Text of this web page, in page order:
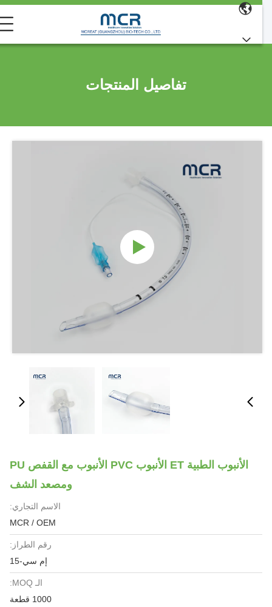
تفاصيل المنتجات
الأنبوب الطبية ET الأنبوب PVC الأنبوب مع القفص PU
ومصعد الشف
الاسم التجاري:
MCR / OEM
رقم الطراز:
إم سي-15
الـ MOQ:
1000 قطعة